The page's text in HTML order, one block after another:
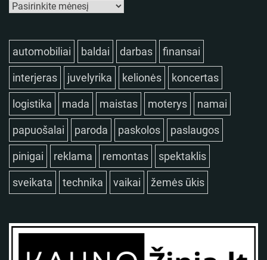
automobiliai baldai darbas finansai
interjeras juvelyrika kelionės koncertas
logistika mada maistas moterys namai
papuošalai paroda paskolos paslaugos
pinigai reklama remontas spektaklis
sveikata technika vaikai žemės ūkis